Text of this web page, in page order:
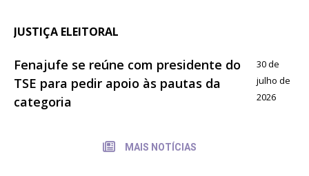
JUSTIÇA ELEITORAL
Fenajufe se reúne com presidente do
TSE para pedir apoio às pautas da
categoria
30 de
julho de
2026
MAIS NOTÍCIAS